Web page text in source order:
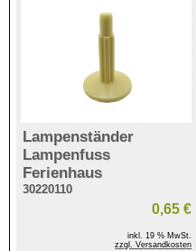
Lampenständer
Lampenfuss
Ferienhaus
30220110
0,65 €
inkl. 19 % MwSt.
zzgl. Versandkosten